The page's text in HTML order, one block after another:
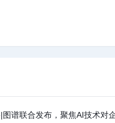
谱联合发布，聚焦AI技术对